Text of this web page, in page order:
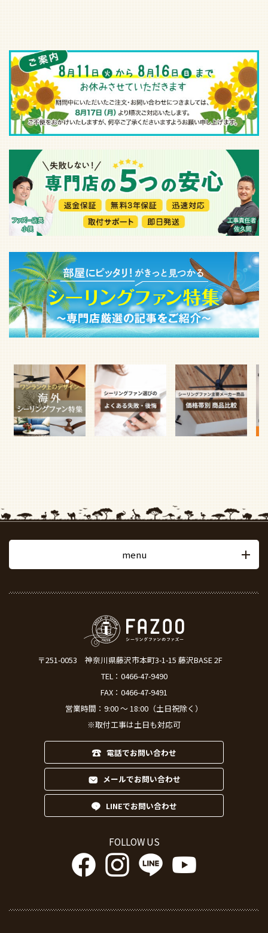
menu
〒251-0053
神奈川県藤沢市本町3-1-15 藤沢BASE 2F
TEL： 0466-47-9490
FAX：0466-47-9491
営業時間：9:00 ～ 18:00（土日祝除く）
※取付工事は土日も対応可
電話でお問い合わせ
メールでお問い合わせ
LINEでお問い合わせ
FOLLOW US